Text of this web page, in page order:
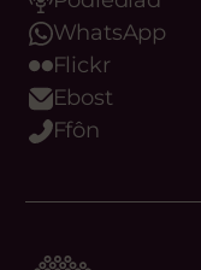
Podlediad
WhatsApp
Flickr
Ebost